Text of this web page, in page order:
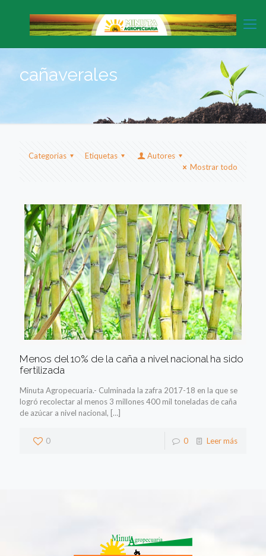
cañaverales
Categorias Etiquetas
Autores
Mostrar todo
Menos del 10% de la caña a nivel nacional ha sido
fertilizada
Minuta Agropecuaria.- Culminada la zafra 2017-18 en la que se
logró recolectar al menos 3 millones 400 mil toneladas de caña
de azúcar a nivel nacional, […]
0 0 Leer más